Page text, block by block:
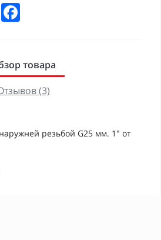
VK
товара
(3)
резьбой G25 мм. 1" от